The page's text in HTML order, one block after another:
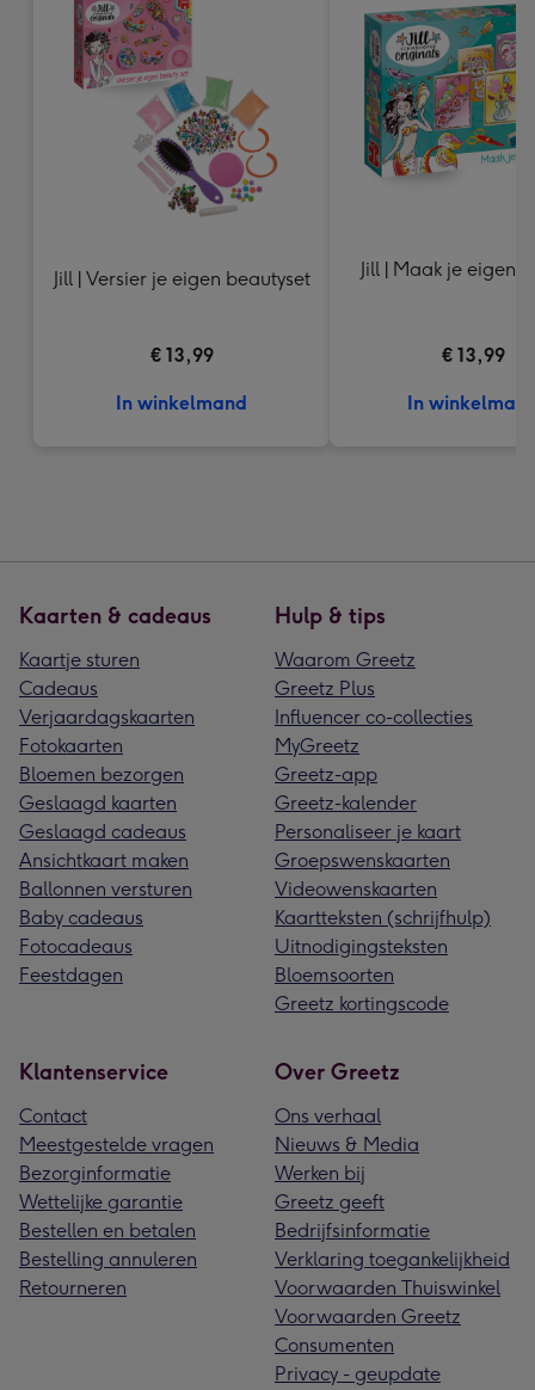
Jill | Versier je eigen beautyset
€ 13,99
In winkelmand
Jill | Maak je eigen
€ 13,99
In
Kaarten & cadeaus
Kaartje sturen
Cadeaus
Verjaardagskaarten
Fotokaarten
Bloemen bezorgen
Geslaagd kaarten
Geslaagd cadeaus
Ansichtkaart maken
Ballonnen versturen
Baby cadeaus
Fotocadeaus
Feestdagen
Hulp & tips
Waarom Greetz
Greetz Plus
Influencer co-collecties
MyGreetz
Greetz-app
Greetz-kalender
Personaliseer je kaart
Groepswenskaarten
Videowenskaarten
Kaartteksten (schrijfhulp)
Uitnodigingsteksten
Bloemsoorten
Greetz kortingscode
Klantenservice
Contact
Meestgestelde vragen
Bezorginformatie
Wettelijke garantie
Bestellen en betalen
Bestelling annuleren
Retourneren
Over Greetz
Ons verhaal
Nieuws & Media
Werken bij
Greetz geeft
Bedrijfsinformatie
Verklaring toegankelijkheid
Voorwaarden Thuiswinkel
Voorwaarden Greetz
Consumenten
Privacy - geupdate